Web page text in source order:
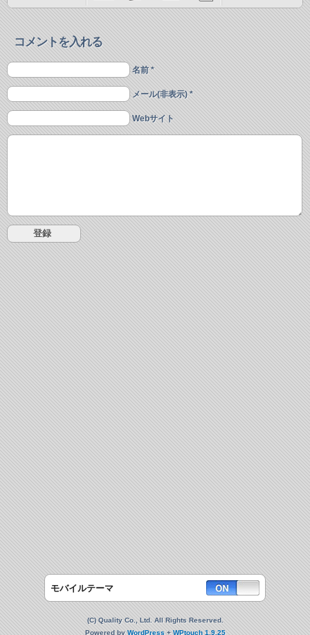
コメントを入れる
名前 *
メール(非表示) *
Webサイト
モバイルテーマ
(C) Quality Co., Ltd. All Rights Reserved.
Powered byWordPress+WPtouch 1.9.25